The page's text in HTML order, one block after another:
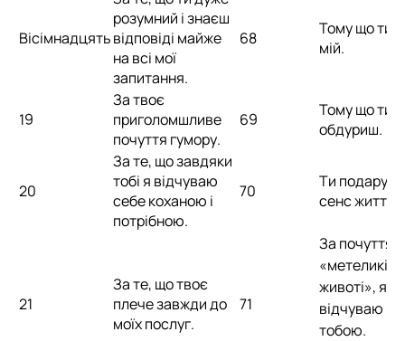
Вісімнадцять
розумний і знаєш
відповіді майже
на всі мої
запитання.
68
Тому що ти –
мій.
19
За твоє
приголомшливе
почуття гумору.
69
Тому що ти
обдуриш.
20
За те, що завдяки
тобі я відчуваю
себе коханою і
потрібною.
70
Ти
сенс життя.
21
За те, що твоє
плече завжди до
моїх послуг.
71
За почуття
«метеликів
животі», яке
відчуваю
тобою.